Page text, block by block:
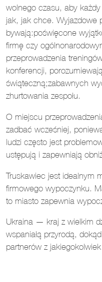
wolnego czasu, aby
jak, jak chce. Wyjazdowe
bywają:poświęcone
firmę czy
przeprowadzenia
konferencji,
świąteczną;zabawnych
zhurtowania zespołu.
O miejscu
zadbać wcześniej,
ludzi często jest
ustępują i zapewniają
Truskawiec jest idealnym
firmowego wypoczynku.
to miasto zapewnia
Ukraina — kraj z wielkim
wspaniałą przyrodą,
partnerów z